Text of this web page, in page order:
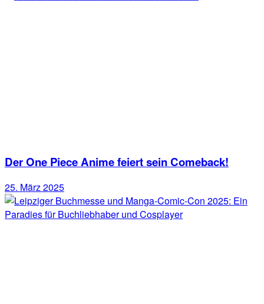
Der One Piece Anime feiert sein Comeback!
25. März 2025